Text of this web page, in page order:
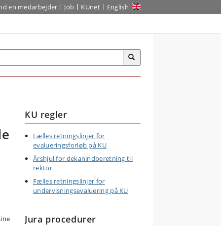
en medarbejder Job KUnet English
KU regler
Fælles retningslinjer for
evalueringsforløb på KU
Årshjul for dekanindberetning til
rektor
Fælles retningslinjer for
undervisningsevaluering på KU
Jura procedurer